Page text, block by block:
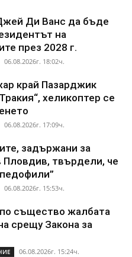
Ди Ванс да бъде
на
през 2028 г.
06.08.2026г. 18:02ч.
край Пазарджик
хеликоптер се
06.08.2026г. 17:09ч.
задържани за
Пловдив, твърдели, че
06.08.2026г. 15:53ч.
същество жалбата
срещу Закона за
06.08.2026г. 15:24ч.